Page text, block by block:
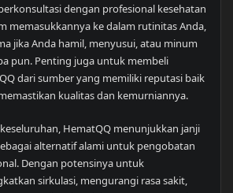
dengan profesional kesehatan
memasukkannya ke dalam rutinitas Anda,
jika Anda hamil, menyusui, atau minum
pun. Penting juga untuk membeli
dari sumber yang memiliki reputasi baik
kualitas dan kemurniannya.
keseluruhan, HematQQ menunjukkan janji
alternatif alami untuk pengobatan
Dengan potensinya untuk
sirkulasi, mengurangi rasa sakit,